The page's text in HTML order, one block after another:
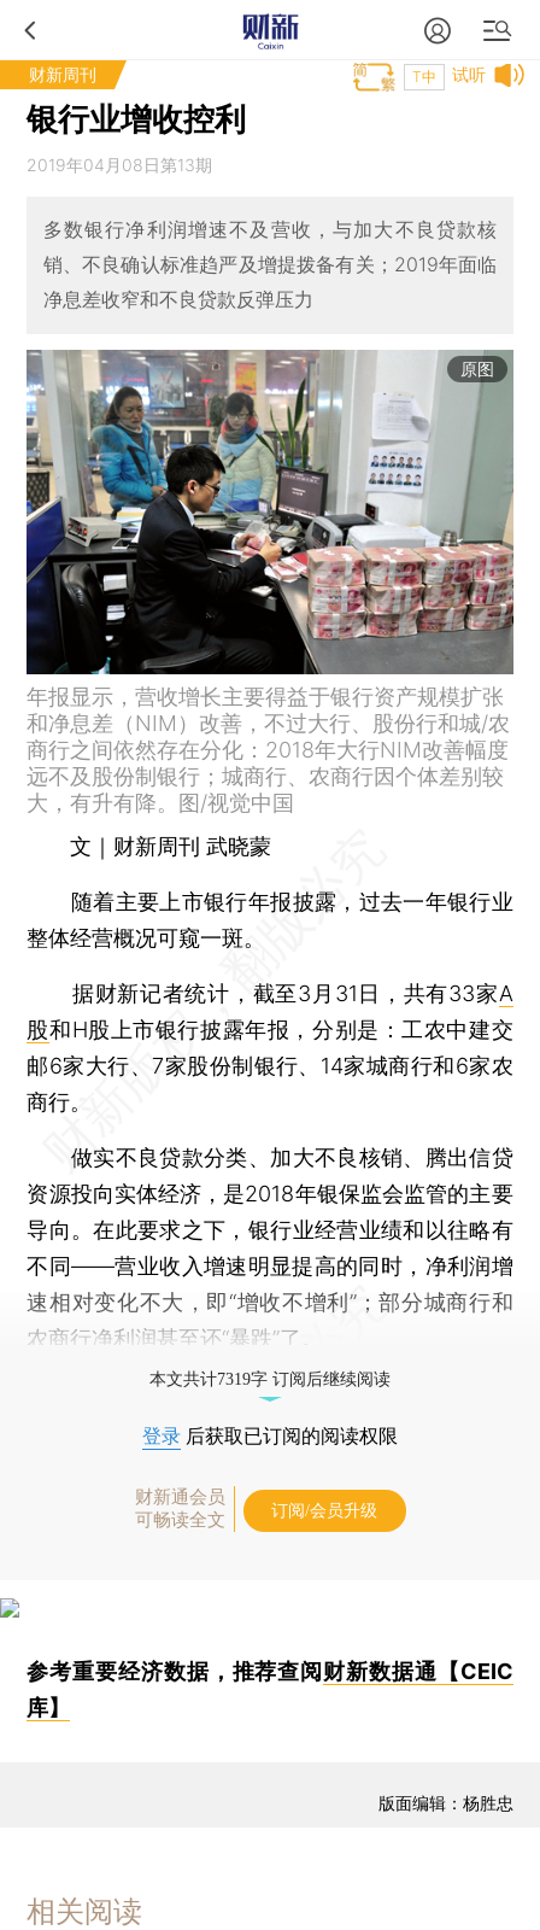
财新周刊 试听
T中
银行业增收控利
2019年04月08日第13期
多数银行净利润增速不及营收，与加大不良贷款核
销、不良确认标准趋严及增提拨备有关；2019年面临
净息差收窄和不良贷款反弹压力
原图
年报显示，营收增长主要得益于银行资产规模扩张
和净息差（NIM）改善，不过大行、股份行和城/农
商行之间依然存在分化：2018年大行NIM改善幅度
远不及股份制银行；城商行、农商行因个体差别较
大，有升有降。图/视觉中国
文｜财新周刊 武晓蒙
随着主要上市银行年报披露，过去一年银行业
整体经营概况可窥一斑。
据财新记者统计，截至3月31日，共有33家A
股和H股上市银行披露年报，分别是：工农中建交
邮6家大行、7家股份制银行、14家城商行和6家农
商行。
做实不良贷款分类、加大不良核销、腾出信贷
资源投向实体经济，是2018年银保监会监管的主要
导向。在此要求之下，银行业经营业绩和以往略有
不同——营业收入增速明显提高的同时，净利润增
速相对变化不大，即“增收不增利”；部分城商行和
农商行净利润甚至还“暴跌”了。
本文共计7319字 订阅后继续阅读
登录 后获取已订阅的阅读权限
财新通会员
可畅读全文
订阅/会员升级
参考重要经济数据，推荐查阅财新数据通【CEIC
库】
版面编辑：杨胜忠
相关阅读